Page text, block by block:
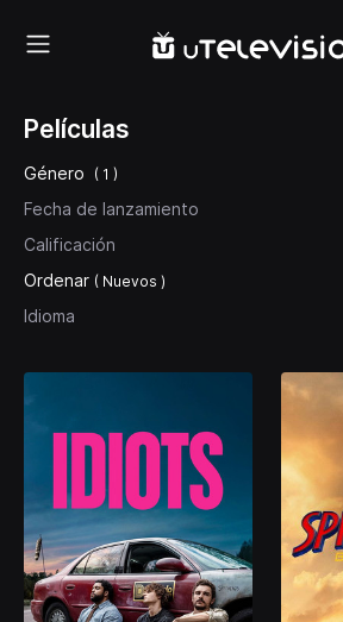
Películas
Género ( 1 )
Fecha de lanzamiento
Calificación
Ordenar ( Nuevos )
Idioma